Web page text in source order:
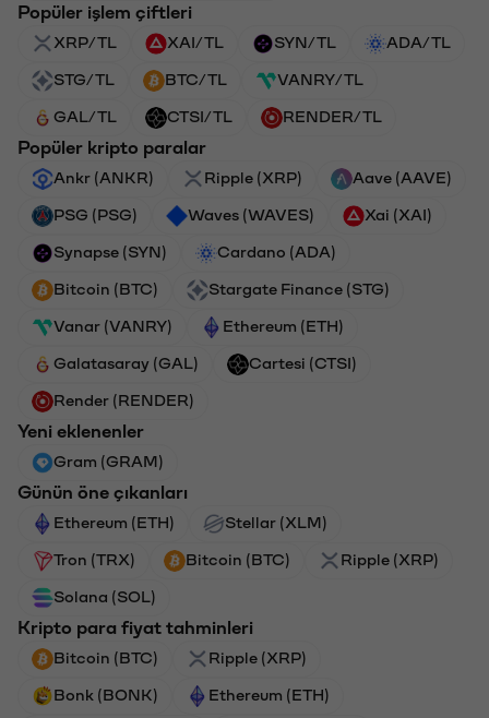
Popüler işlem çiftleri
XRP/TL XAI/TL SYN/TL ADA/TL
STG/TL BTC/TL VANRY/TL
GAL/TL CTSI/TL RENDER/TL
Popüler kripto paralar
Ankr (ANKR) Ripple (XRP) Aave (AAVE)
PSG (PSG) Waves (WAVES) Xai (XAI)
Synapse (SYN) Cardano (ADA)
Bitcoin (BTC) Stargate Finance (STG)
Vanar (VANRY) Ethereum (ETH)
Galatasaray (GAL) Cartesi (CTSI)
Render (RENDER)
Yeni eklenenler
Gram (GRAM)
Günün öne çıkanları
Ethereum (ETH) Stellar (XLM)
Tron (TRX) Bitcoin (BTC) Ripple (XRP)
Solana (SOL)
Kripto para fiyat tahminleri
Bitcoin (BTC) Ripple (XRP)
Bonk (BONK) Ethereum (ETH)